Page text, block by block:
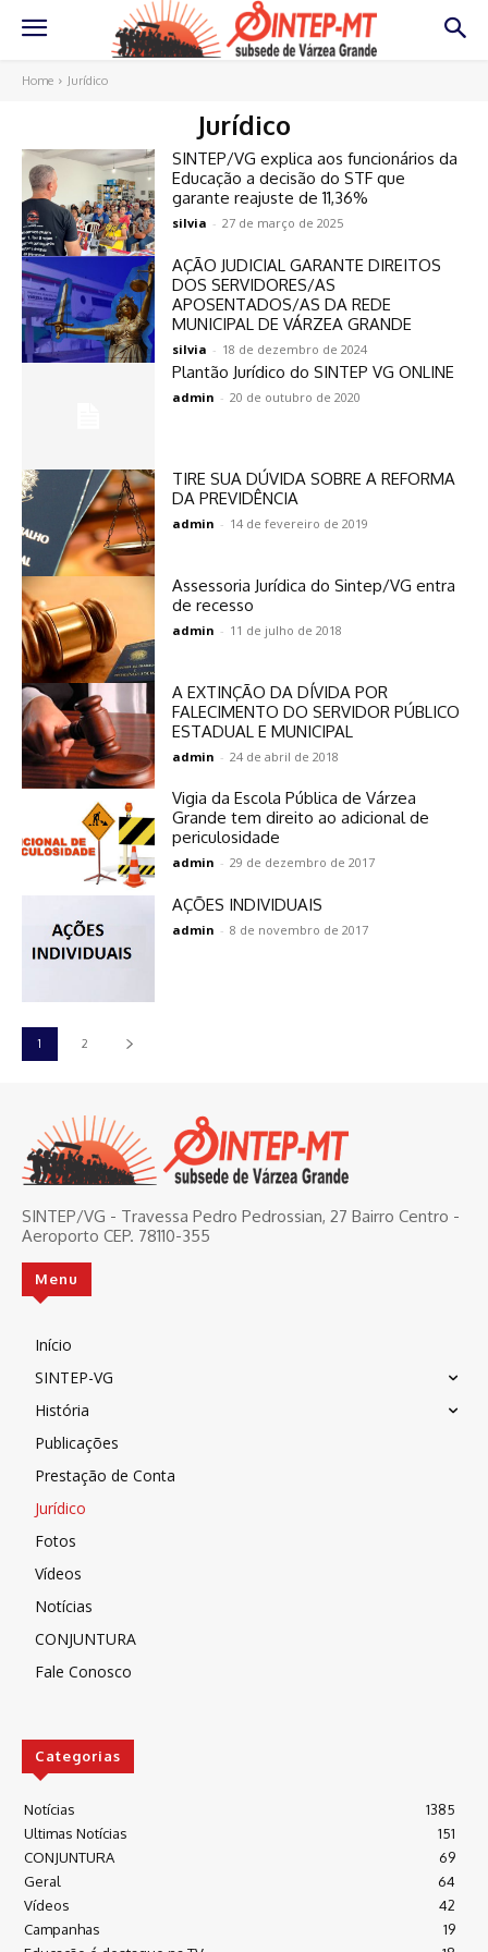
Home Jurídico
Jurídico
SINTEP/VG explica aos funcionários da
Educação a decisão do STF que
garante reajuste de 11,36%
silvia - 27 de março de 2025
AÇÃO JUDICIAL GARANTE DIREITOS
DOS SERVIDORES/AS
APOSENTADOS/AS DA REDE
MUNICIPAL DE VÁRZEA GRANDE
silvia - 18 de dezembro de 2024
Plantão Jurídico do SINTEP VG ONLINE
admin - 20 de outubro de 2020
TIRE SUA DÚVIDA SOBRE A REFORMA
DA PREVIDÊNCIA
admin - 14 de fevereiro de 2019
Assessoria Jurídica do Sintep/VG entra
de recesso
admin - 11 de julho de 2018
A EXTINÇÃO DA DÍVIDA POR
FALECIMENTO DO SERVIDOR PÚBLICO
ESTADUAL E MUNICIPAL
admin - 24 de abril de 2018
Vigia da Escola Pública de Várzea
Grande tem direito ao adicional de
periculosidade
admin - 29 de dezembro de 2017
AÇÕES INDIVIDUAIS
admin - 8 de novembro de 2017
1 2
SINTEP/VG - Travessa Pedro Pedrossian, 27 Bairro Centro -
Aeroporto CEP. 78110-355
Menu
Início
SINTEP-VG
História
Publicações
Prestação de Conta
Jurídico
Fotos
Vídeos
Notícias
CONJUNTURA
Fale Conosco
Categorias
Notícias
1385
Ultimas Notícias
151
CONJUNTURA
69
Geral
64
Vídeos
42
Campanhas
19